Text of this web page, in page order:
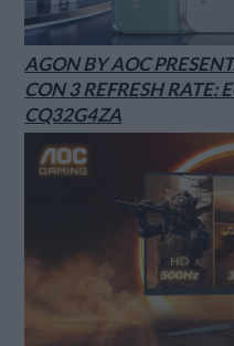
AGON BY AOC
CON 3 REFRESH RATE:
CQ32G4ZA